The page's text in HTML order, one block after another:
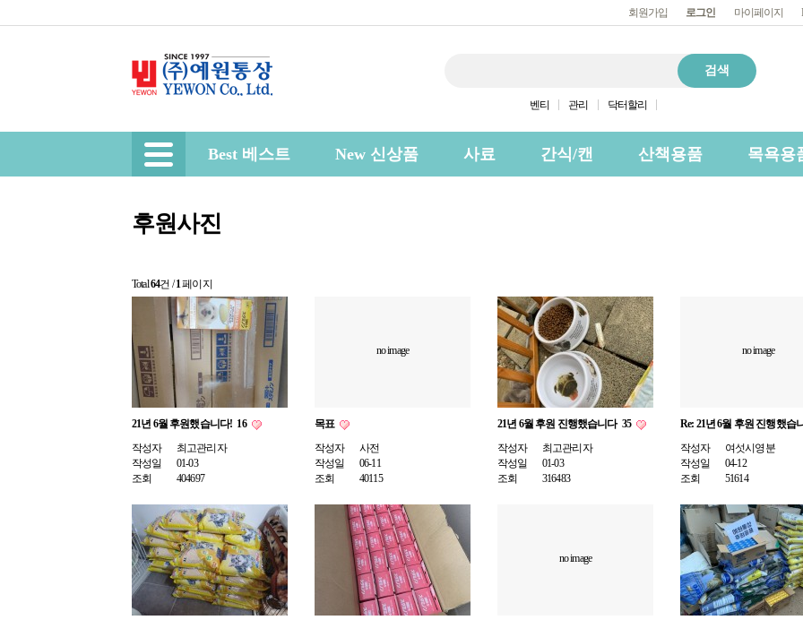
회원가입 로그인 마이페이지
벤티 관리 닥터할리
Best 베스트 New 신상품 사료 간식/캔 산책용품 목욕용
후원사진
Total64건 /1페이지
21년 6월 후원했습니다! 16
작성자
최고관리자
작성일
01-03
조회
404697
no image
목표
작성자
사전
작성일
06-11
조회
40115
21년 6월 후원 진행했습니다 35
작성자
최고관리자
작성일
01-03
조회
316483
no image
Re: 21년 6월 후원 진행했습
작성자
여섯시영분
작성일
04-12
조회
51614
no image